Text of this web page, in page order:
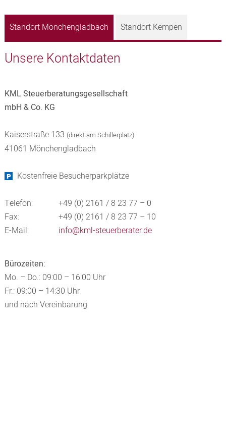
Standort Mönchengladbach Standort Kempen
Unsere Kontaktdaten
KML Steuerberatungsgesellschaft
mbH & Co. KG
Kaiserstraße 133 (direkt am Schillerplatz)
41061 Mönchengladbach
Kostenfreie Besucherparkplätze
Telefon:
+49 (0) 2161 / 8 23 77 – 0
Fax:
+49 (0) 2161 / 8 23 77 – 10
E-Mail:
info@kml-steuerberater.de
Bürozeiten:
Mo. – Do.: 09:00 – 16:00 Uhr
Fr.: 09:00 – 14:30 Uhr
und nach Vereinbarung